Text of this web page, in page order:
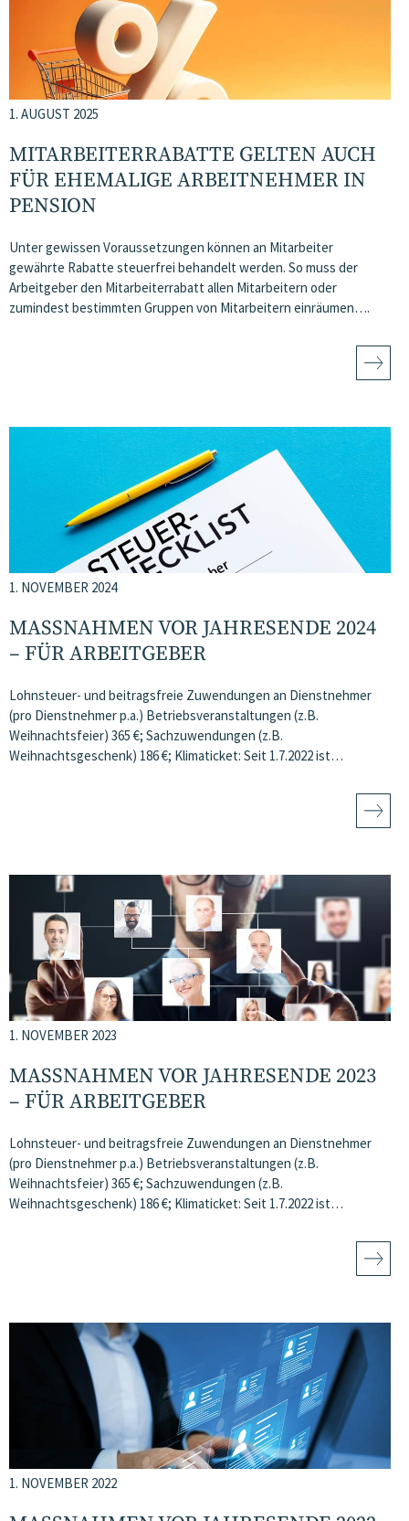
1. AUGUST 2025
MITARBEITERRABATTE GELTEN AUCH
FÜR EHEMALIGE ARBEITNEHMER IN
PENSION
Unter gewissen Voraussetzungen können an Mitarbeiter
gewährte Rabatte steuerfrei behandelt werden. So muss der
Arbeitgeber den Mitarbeiterrabatt allen Mitarbeitern oder
zumindest bestimmten Gruppen von Mitarbeitern einräumen….
1. NOVEMBER 2024
MASSNAHMEN VOR JAHRESENDE 2024 –
FÜR ARBEITGEBER
Lohnsteuer- und beitragsfreie Zuwendungen an Dienstnehmer
(pro Dienstnehmer p.a.) Betriebsveranstaltungen (z.B.
Weihnachtsfeier) 365 €; Sachzuwendungen (z.B.
Weihnachtsgeschenk) 186 €; Klimaticket: Seit 1.7.2022 ist…
1. NOVEMBER 2023
MASSNAHMEN VOR JAHRESENDE 2023 –
FÜR ARBEITGEBER
Lohnsteuer- und beitragsfreie Zuwendungen an Dienstnehmer
(pro Dienstnehmer p.a.) Betriebsveranstaltungen (z.B.
Weihnachtsfeier) 365 €; Sachzuwendungen (z.B.
Weihnachtsgeschenk) 186 €; Klimaticket: Seit 1.7.2022 ist…
1. NOVEMBER 2022